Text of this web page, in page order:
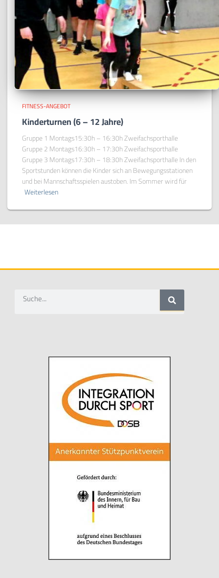
FITNESS-ANGEBOT
Kinderturnen (6 – 12 Jahre)
Gruppe 1 Montags15:30h – 16:30h Zweifachsporthalle
Gruppe 2 Montags16:30h – 17:30h Zweifachsporthalle
Gruppe 3 Montags17:30h – 18:30h Zweifachsporthalle In den
Sportstunden können die Kinder sich an Bewegungsstationen
und bei Mannschaftsspielen austoben. Im Sommer wird für
Weiterlesen